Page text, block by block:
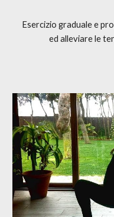
Esercizio graduale e
ed alleviare le